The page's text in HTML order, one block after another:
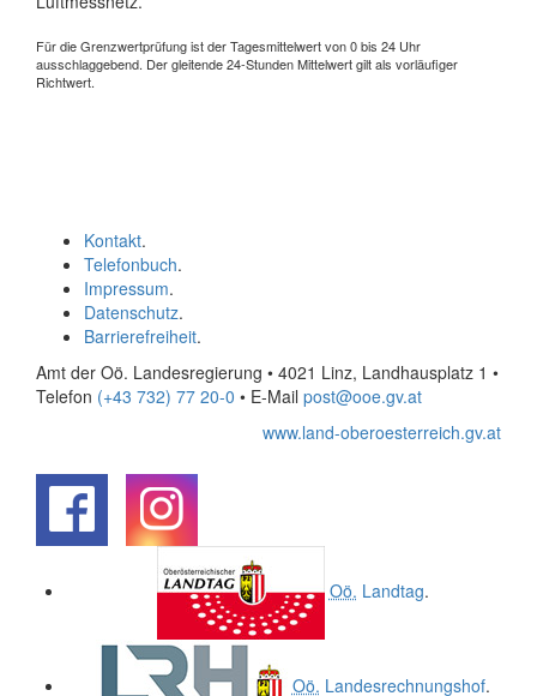
Für die Grenzwertprüfung ist der Tagesmittelwert von 0 bis 24 Uhr
ausschlaggebend. Der gleitende 24-Stunden Mittelwert gilt als vorläufiger
Richtwert.
Kontakt.
Telefonbuch.
Impressum.
Datenschutz.
Barrierefreiheit.
Amt der Oö. Landesregierung • 4021 Linz, Landhausplatz 1 •
Telefon (+43 732) 77 20-0 • E-Mail post@ooe.gv.at
www.land-oberoesterreich.gv.at
Oö. Landtag.
Oö. Landesrechnungshof.